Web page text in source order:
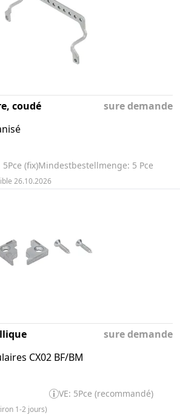
coudé
sure demande
5Pce (fix)Mindestbestellmenge: 5 Pce
26.10.2026
CX02 BF/BM
sure demande
VE: 5Pce (recommandé)
1-2 jours)